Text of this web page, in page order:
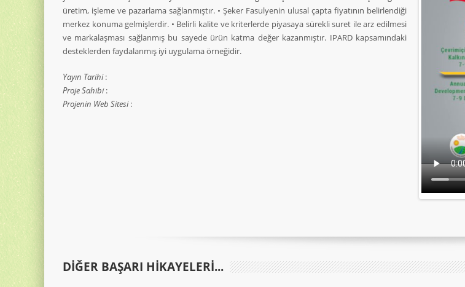
üretim, işleme ve pazarlama sağlanmıştır. • Şeker Fasulyenin ulusal çapta fiyatının belirlendiği
merkez konuma gelmişlerdir. • Belirli kalite ve kriterlerde piyasaya sürekli suret ile arz edilmesi
ve markalaşması sağlanmış bu sayede ürün katma değer kazanmıştır. IPARD kapsamındaki
desteklerden faydalanmış iyi uygulama örneğidir.
Yayın Tarihi:
Proje Sahibi:
Projenin Web Sitesi:
DIĞER BAŞARI HIKAYELERI...